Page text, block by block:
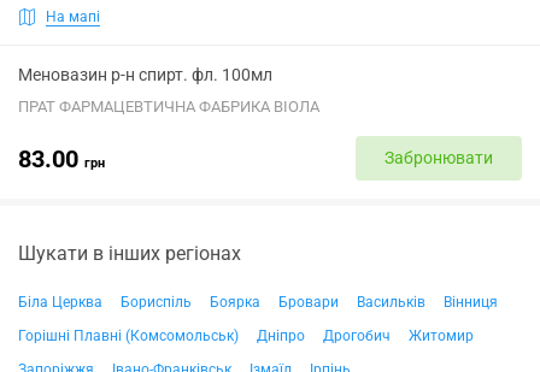
На мапі
Меновазин р-н спирт. фл. 100мл
ПРАТ ФАРМАЦЕВТИЧНА ФАБРИКА ВІОЛА
83.00 грн Забронювати
Шукати в інших регіонах
Біла Церква Бориспіль Боярка Бровари Васильків
Вінниця
Горішні Плавні (Комсомольськ)
Дніпро Дрогобич
Житомир